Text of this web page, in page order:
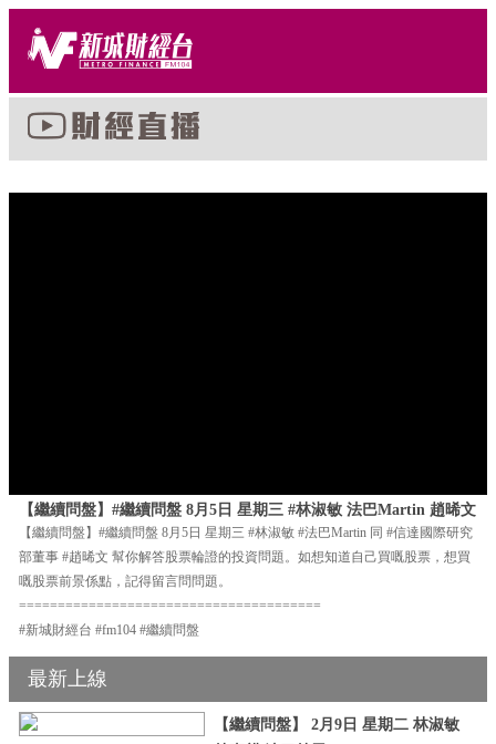
【繼續問盤】#繼續問盤 8月5日 星期三 #林淑敏 法巴Martin 趙晞文
【繼續問盤】#繼續問盤 8月5日 星期三 #林淑敏 #法巴Martin 同 #信達國際研究
部董事 #趙晞文 幫你解答股票輪證的投資問題。如想知道自己買嘅股票，想買
嘅股票前景係點，記得留言問問題。
=======================================
#新城財經台 #fm104 #繼續問盤
最新上線
【繼續問盤】 2月9日 星期二 林淑敏